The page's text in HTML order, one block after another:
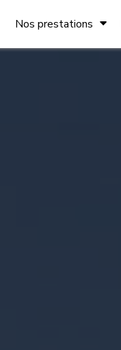
Nos prestations